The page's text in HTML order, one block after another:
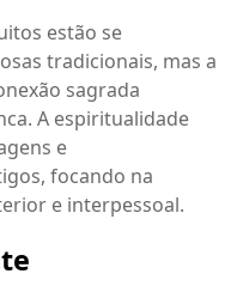
estão se
tradicionais, mas a
sagrada
A espiritualidade
e
focando na
e interpessoal.